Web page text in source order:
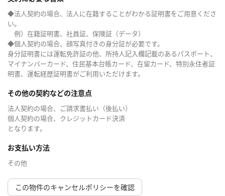
◆法人契約の場合、法人に在籍することがわかる証明書をご用意くださ
い。
例）在籍証明書、社員証、保険証（データ）
◆個人契約の場合、顔写真付きの身分証が必要です。
身分証明書には運転免許証の他、所持人記入欄記載のあるパスポート、
マイナンバーカード、住民基本台帳カード、在留カード、特別永住者証
明書、運転経歴証明書がご利用いただけます。
その他の契約などの注意点
法人契約の場合、ご請求書払い（後払い）
個人契約の場合、クレジットカード決済
となります。
お支払い方法
その他
この物件のキャンセルポリシーを確認